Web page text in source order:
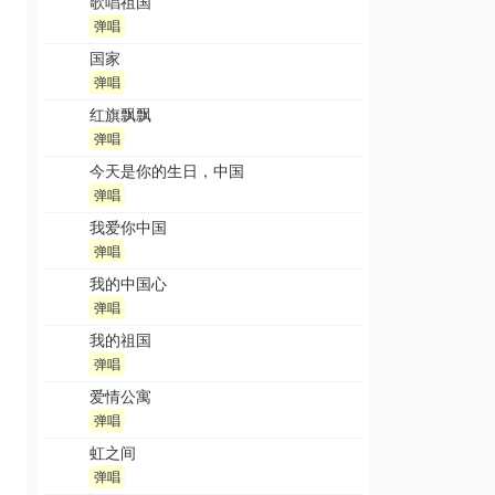
弹唱
国家
弹唱
红旗飘飘
弹唱
今天是你的生日，中国
弹唱
我爱你中国
弹唱
我的中国心
弹唱
我的祖国
弹唱
爱情公寓
弹唱
虹之间
弹唱